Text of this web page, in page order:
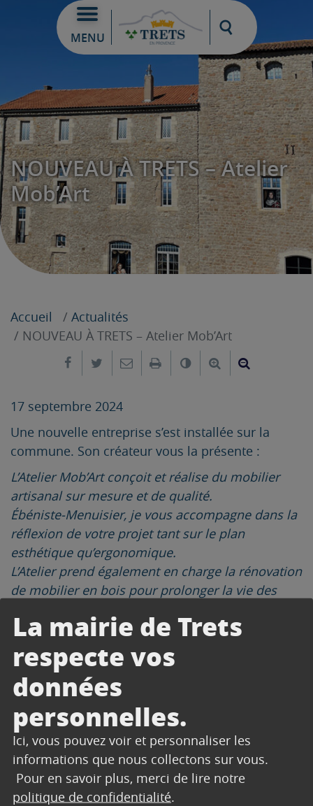
La mairie de Trets
respecte vos
données
personnelles.
Ici, vous pouvez voir et personnaliser les
informations que nous collectons sur vous.
Pour en savoir plus, merci de lire notre
politique de confidentialité.
MENU
Moteur de
NOUVEAU À TRETS – Atelier
Mob’Art
Accueil
Actualités
NOUVEAU À TRETS – Atelier Mob’Art
Partager sur Facebook
Partager sur Twitter
Envoyer par e-mail
ImprimerChanger leAgrandir le
17 septembre 2024
Une nouvelle entreprise s’est installée sur la
commune. Son créateur vous la présente :
L’Atelier Mob’Art conçoit et réalise du mobilier
artisanal sur mesure et de qualité.
Ébéniste-Menuisier, je vous accompagne dans la
réflexion de votre projet tant sur le plan
esthétique qu’ergonomique.
L’Atelier prend également en charge la rénovation
de mobilier en bois pour prolonger la vie des
attachés.
Site web :www.ateliermobart.fr
Contact :
324, route de Puyloubier
13530 Trets
(derrière la boutique Stax Energie)
06 87 08 59 12
contact@ateliermobart.fr